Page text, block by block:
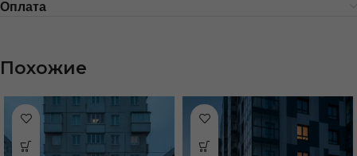
Оплата
Похожие